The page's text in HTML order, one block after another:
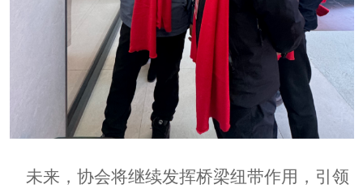
未来，协会将继续发挥桥梁纽带作用，引领